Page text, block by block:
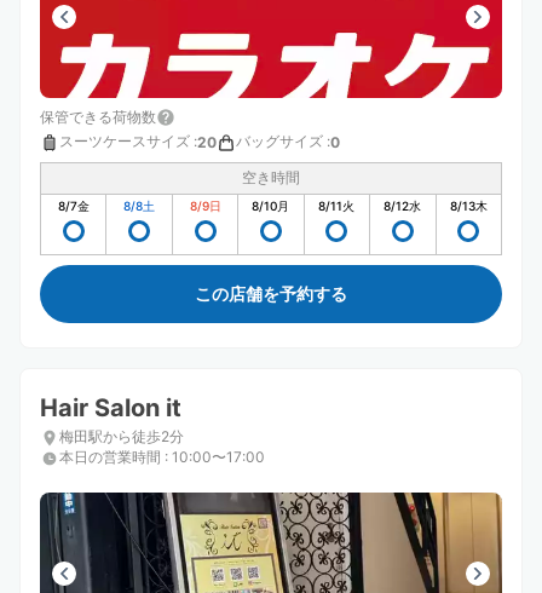
保管できる荷物数
スーツケースサイズ :20 バッグサイズ :0
空き時間
8/7金 8/8土 8/9日 8/10月 8/11火 8/12水 8/13木
この店舗を予約する
Hair Salon it
梅田駅から徒歩2分
本日の営業時間 : 10:00〜17:00